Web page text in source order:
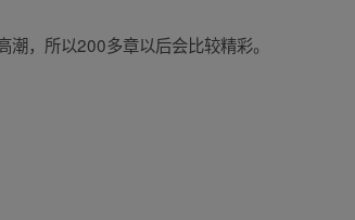
，所以200多章以后会比较精彩。